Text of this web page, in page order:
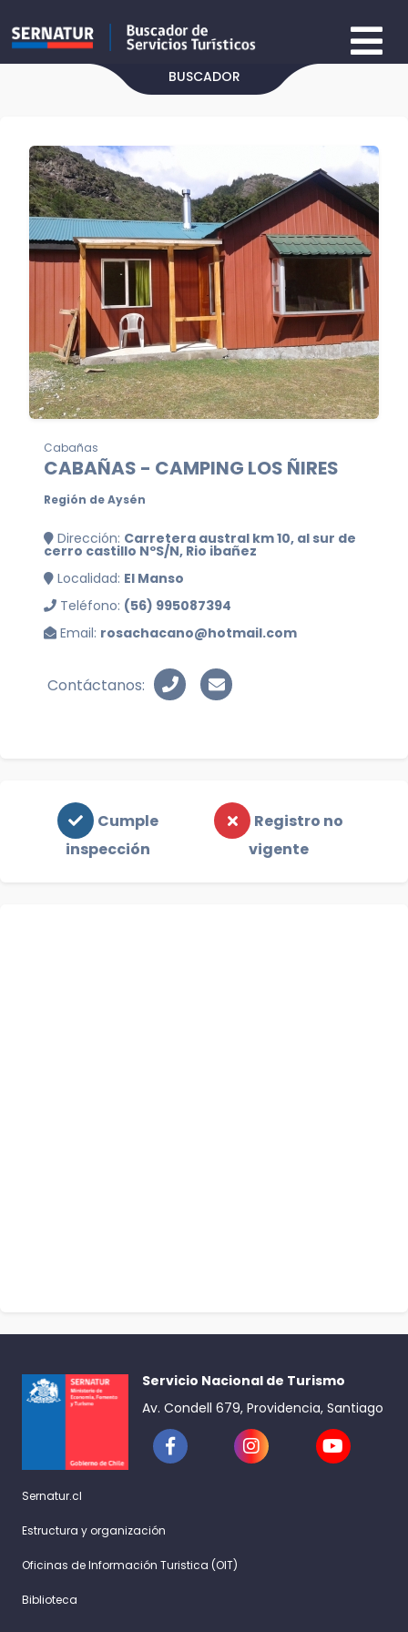
BUSCADOR
Cabañas
CABAÑAS - CAMPING LOS ÑIRES
Región de Aysén
Dirección: Carretera austral km 10, al sur de
cerro castillo NºS/N, Rio ibañez
Localidad: El Manso
Teléfono: (56) 995087394
Email: rosachacano@hotmail.com
Contáctanos:
Cumple
inspección
Registro no
vigente
Servicio Nacional de Turismo
Av. Condell 679, Providencia, Santiago
Sernatur.cl
Estructura y organización
Oficinas de Información Turistica (OIT)
Biblioteca